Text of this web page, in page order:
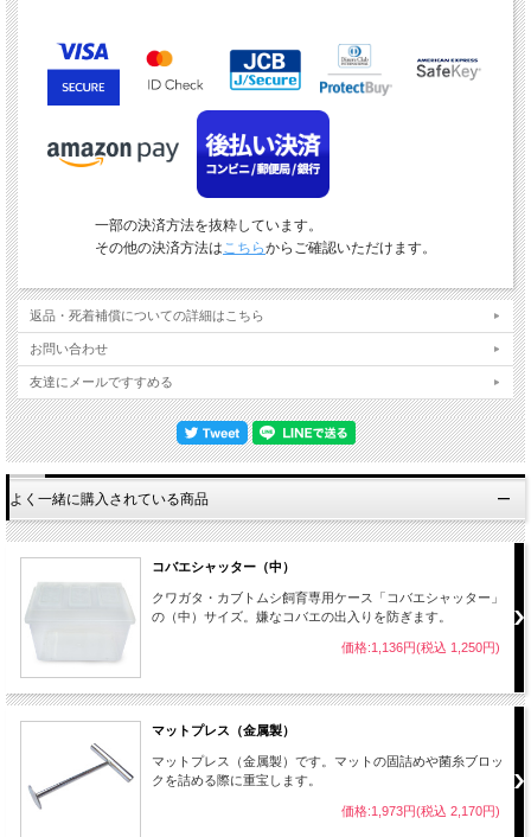
一部の決済方法を抜粋しています。
その他の決済方法は こちらからご確認いただけます。
返品・死着補償についての詳細はこちら
お問い合わせ
友達にメールですすめる
よく一緒に購入されている商品
コバエシャッター（中）
クワガタ・カブトムシ飼育専用ケース「コバエシャッター」
の（中）サイズ。嫌なコバエの出入りを防ぎます。
価格:1,136円(税込 1,250円)
マットプレス（金属製）
マットプレス（金属製）です。マットの固詰めや菌糸ブロッ
クを詰める際に重宝します。
価格:1,973円(税込 2,170円)